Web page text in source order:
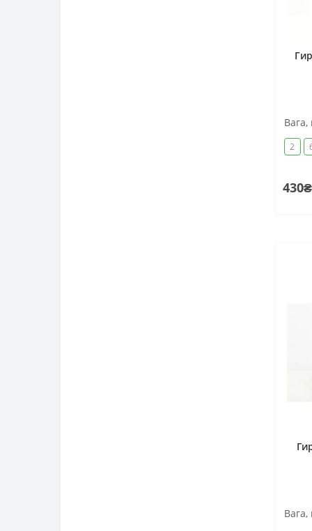
Вага,
2
430₴
Вага,